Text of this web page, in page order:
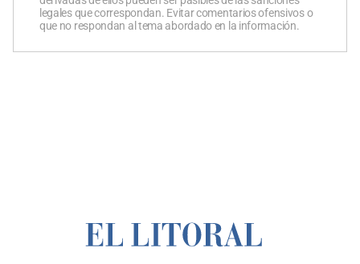
legales que correspondan. Evitar comentarios ofensivos o
que no respondan al tema abordado en la información.